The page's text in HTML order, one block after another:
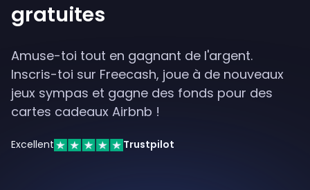
gratuites
Amuse-toi tout en gagnant de l'argent.
Inscris-toi sur Freecash, joue à de nouveaux
jeux sympas et gagne des fonds pour des
cartes cadeaux Airbnb !
Excellent Trustpilot